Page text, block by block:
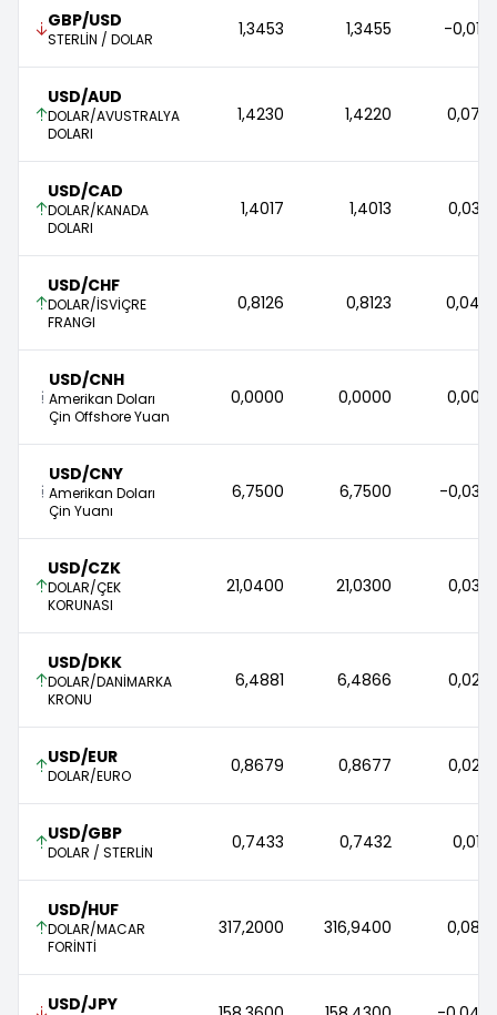
GBP/USD
STERLİN / DOLAR 1,3453 1,3455 -0,01
USD/AUD
DOLAR/AVUSTRALYA
DOLARI
1,4230 1,4220 0,07
USD/CAD
DOLAR/KANADA
DOLARI
1,4017 1,4013 0,03
USD/CHF
DOLAR/İSVİÇRE
FRANGI
0,8126 0,8123 0,04
USD/CNH
Amerikan Doları
Çin Offshore Yuan
0,0000 0,0000 0,00
USD/CNY
Amerikan Doları
Çin Yuanı
6,7500 6,7500 -0,03
USD/CZK
DOLAR/ÇEK
KORUNASI
21,0400 21,0300 0,03
USD/DKK
DOLAR/DANİMARKA
KRONU
6,4881 6,4866 0,02
USD/EUR
DOLAR/EURO 0,8679 0,8677 0,02
USD/GBP
DOLAR / STERLİN 0,7433 0,7432 0,01
USD/HUF
DOLAR/MACAR
FORİNTİ
317,2000 316,9400 0,08
USD/JPY